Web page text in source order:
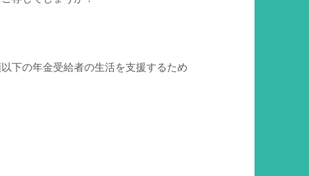
下の年金受給者の生活を支援するため